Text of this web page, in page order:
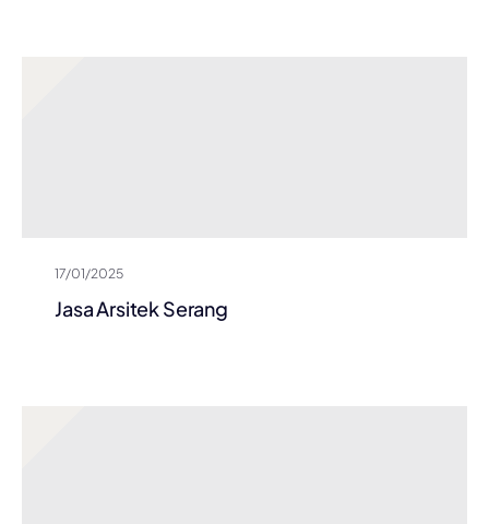
17/01/2025
Jasa Arsitek Serang